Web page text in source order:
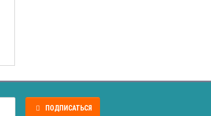
ПОДПИСАТЬСЯ